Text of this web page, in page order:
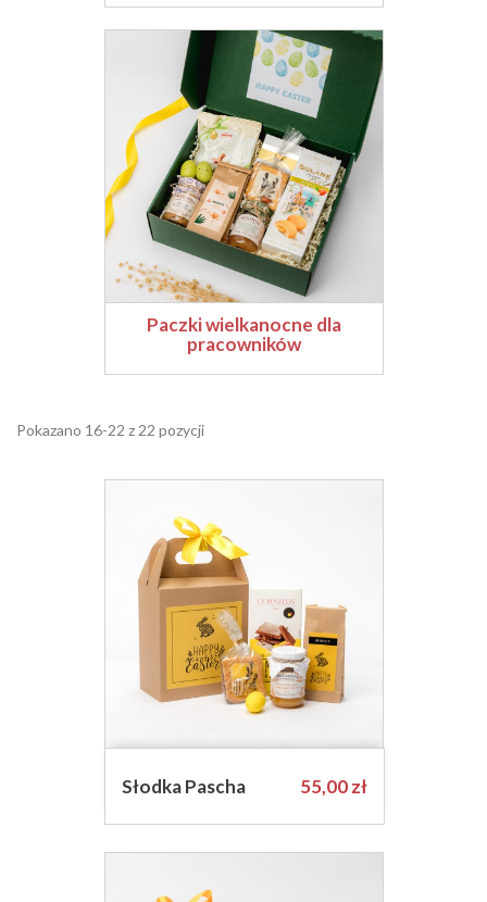
Paczki wielkanocne dla
pracowników
Pokazano 16-22 z 22 pozycji
Słodka Pascha Cena
55,00 zł